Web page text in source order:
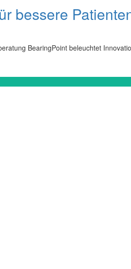
bessere
BearingPoint beleuchtet